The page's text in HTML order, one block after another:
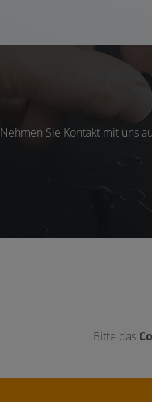
Nehmen Sie Kontakt mit uns
Bitte das